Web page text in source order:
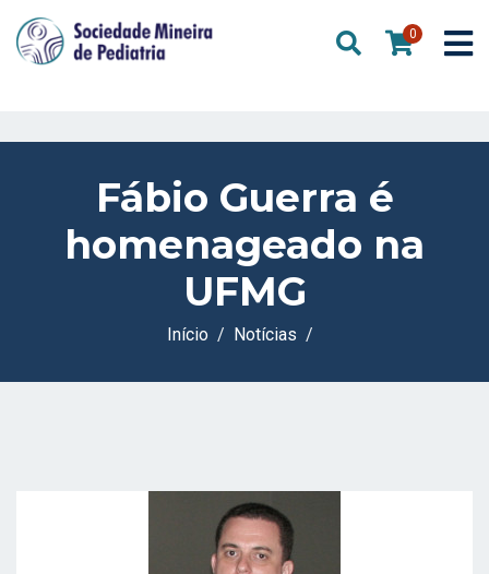
0
Fábio Guerra é
homenageado na
UFMG
Início Notícias